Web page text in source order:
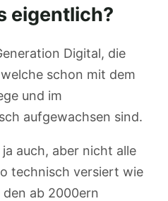
eigentlich?
Digital, die
schon mit dem
und im
aufgewachsen sind.
auch, aber nicht alle
technisch versiert wie
ab 2000ern